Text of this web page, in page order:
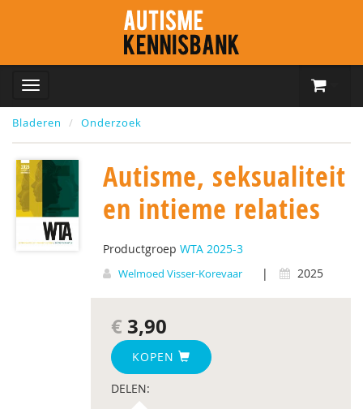
Bladeren Onderzoek
Autisme, seksualiteit
en intieme relaties
Productgroep WTA 2025-3
Welmoed Visser-Korevaar | 2025
€ 3,90
KOPEN
DELEN: